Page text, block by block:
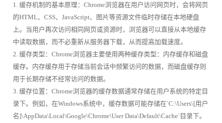
1. 缓存机制的基本原理：Chrome浏览器在用户访问网页时，会将网页
的HTML、CSS、JavaScript、图片等资源文件临时存储在本地硬盘
上。当用户再次访问相同网页或资源时，浏览器可以直接从本地缓存
中读取数据，而不必重新从服务器下载，从而提高加载速度。
2. 缓存类型：Chrome浏览器主要使用两种缓存类型：内存缓存和磁盘
缓存。内存缓存用于存储当前会话中频繁访问的数据，而磁盘缓存则
用于长期存储不经常访问的数据。
3. 缓存位置：Chrome浏览器的缓存数据通常存储在用户系统的特定目
录下。例如，在Windows系统中，缓存数据可能存储在`C:\Users\[用户
名]\AppData\Local\Google\Chrome\User Data\Default\Cache`目录下。